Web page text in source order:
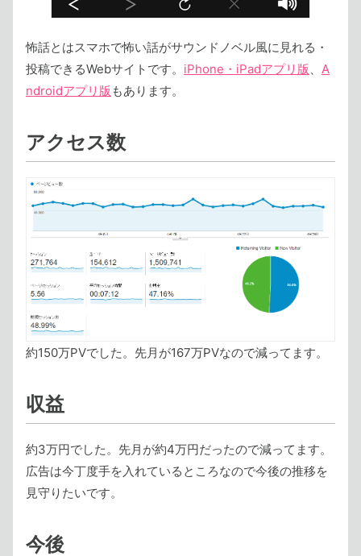
怖話とはスマホで怖い話がサウンドノベル風に見れる・
投稿できるWebサイトです。 iPhone・iPadアプリ版、 A
ndroidアプリ版 もあります。
アクセス数
約150万PVでした。先月が167万PVなので減ってます。
収益
約3万円でした。先月が約4万円だったので減ってます。
広告は今丁度手を入れているところなので今後の推移を
見守りたいです。
今後